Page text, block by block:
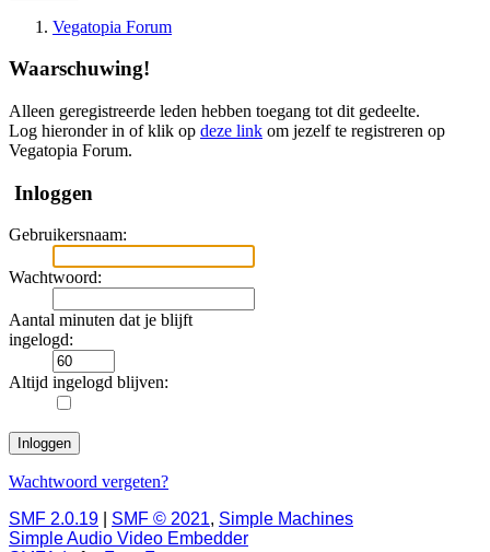
Vegatopia Forum
Waarschuwing!
Alleen geregistreerde leden hebben toegang tot dit gedeelte.
Log hieronder in of klik op deze link om jezelf te registreren op
Vegatopia Forum.
Inloggen
Gebruikersnaam:
Wachtwoord:
Aantal minuten dat je blijft
ingelogd:
Altijd ingelogd blijven:
Wachtwoord vergeten?
SMF 2.0.19
SMF © 2021, Simple Machines
Simple Audio Video Embedder